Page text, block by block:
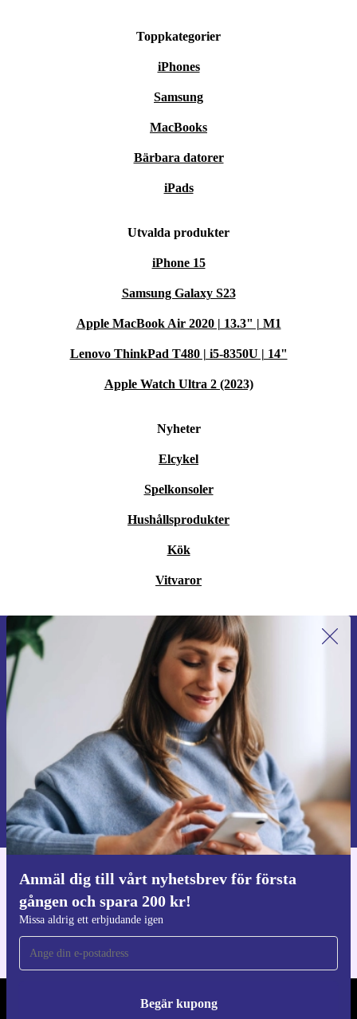
Toppkategorier
iPhones
Samsung
MacBooks
Bärbara datorer
iPads
Utvalda produkter
iPhone 15
Samsung Galaxy S23
Apple MacBook Air 2020 | 13.3" | M1
Lenovo ThinkPad T480 | i5-8350U | 14"
Apple Watch Ultra 2 (2023)
Nyheter
Elcykel
Spelkonsoler
Hushållsprodukter
Kök
Vitvaror
Anmäl dig till vårt nyhetsbrev för första
gången och spara 200 kr!
Missa aldrig ett erbjudande igen
Begär kupong
Anmäl dig till vårt nyhetsbrev för
första gången och spara 200 kr!
Missa aldrig ett erbjudande igen.
Begär kupong
Information om användningen av personuppgifter finns i vår
Integritetspolicy
Ladda ner refurbed appen
För iOS och Android
REFURBED SVERIGE - RETHINK NEW.